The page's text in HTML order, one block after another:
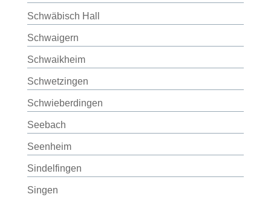
Schwäbisch Hall
Schwaigern
Schwaikheim
Schwetzingen
Schwieberdingen
Seebach
Seenheim
Sindelfingen
Singen